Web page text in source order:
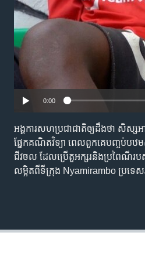
0:00
អង្គការសហប្រជាជាតិ​ឲ្យដឹង​ថា សិស្ស​
ផ្នែក​គណិតវិទ្យា​​ ពេល​ពួកគេ​បញ្ចប់​បឋ
ជីវចល​ ដែល​ប្រើតួ​អក្សរ​និង​ប្រពៃណី​រប
លម្អិត​ពី​ទីក្រុង Nyamirambo ប្រទេ